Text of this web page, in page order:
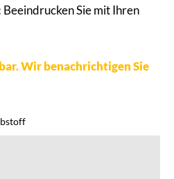
Beeindrucken Sie mit Ihren
Wir benachrichtigen Sie